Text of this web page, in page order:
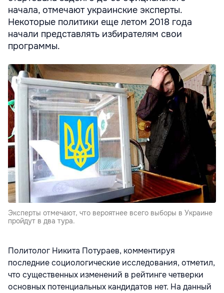
начала, отмечают украинские эксперты.
Некоторые политики еще летом 2018 года
начали представлять избирателям свои
программы.
Эксперты отмечают, что вероятнее всего выборы в Украине
пройдут в два тура.
Политолог Никита Потураев, комментируя
последние социологические исследования, отметил,
что существенных изменений в рейтинге четверки
основных потенциальных кандидатов нет. На данный